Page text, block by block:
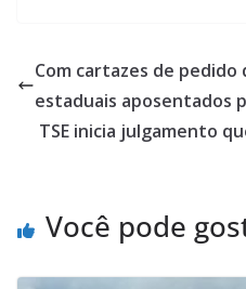
Com cartazes de pedido
estaduais aposentados
TSE inicia julgamento
Você pode